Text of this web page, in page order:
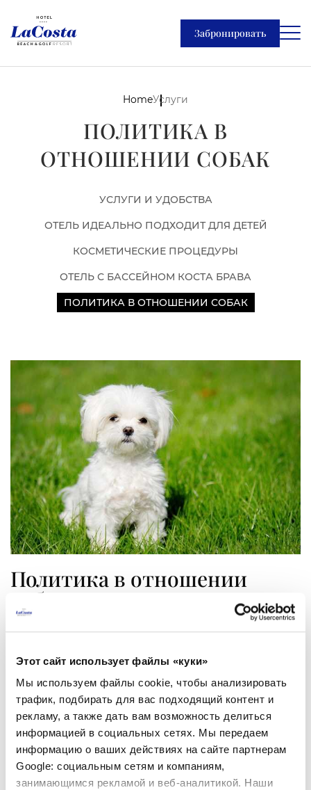
Этот сайт использует файлы «куки»
Мы используем файлы cookie, чтобы анализировать
трафик, подбирать для вас подходящий контент и
рекламу, а также дать вам возможность делиться
информацией в социальных сетях. Мы передаем
информацию о ваших действиях на сайте партнерам
Google: социальным сетям и компаниям,
занимающимся рекламой и веб-аналитикой. Наши
Забронировать
HomeУслуги
ПОЛИТИКА В
ОТНОШЕНИИ СОБАК
УСЛУГИ И УДОБСТВА
ОТЕЛЬ ИДЕАЛЬНО ПОДХОДИТ ДЛЯ ДЕТЕЙ
КОСМЕТИЧЕСКИЕ ПРОЦЕДУРЫ
ОТЕЛЬ С БАССЕЙНОМ КОСТА БРАВА
ПОЛИТИКА В ОТНОШЕНИИ СОБАК
Политика в отношении
собак
На территории курортного отеля La Costa Resort не
Допускаются только собаки, сертифицированные как
Нажмите здесь, чтобы просмотреть политику
Политика в отношении
собак · Виллы